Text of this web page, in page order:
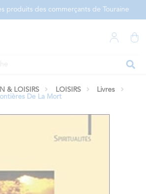
produits des commerçants de Touraine
& LOISIRS LOISIRS
Livres
De La Mort